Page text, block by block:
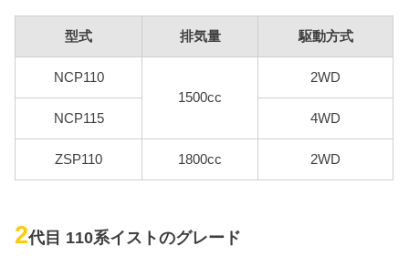
型式 排気量 駆動方式
NCP110
1500cc
2WD
NCP115 4WD
ZSP110 1800cc 2WD
2代目 110系イストのグレード